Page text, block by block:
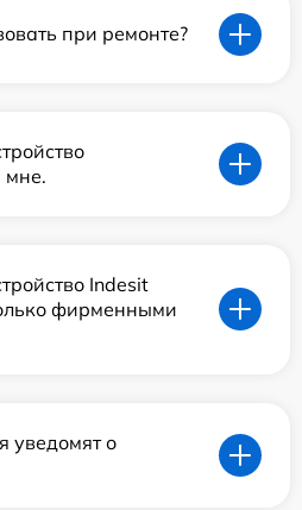
при ремонте?
мне.
Indesit
фирменными
уведомят о